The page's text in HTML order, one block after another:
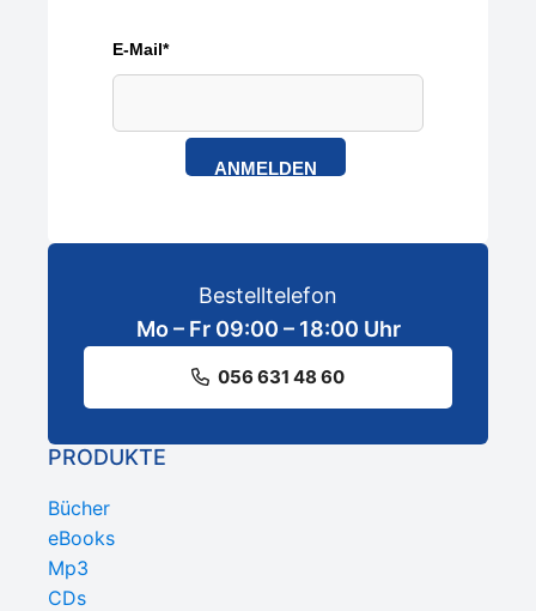
E-Mail*
ANMELDEN
Bestelltelefon
Mo – Fr 09:00 – 18:00 Uhr
056 631 48 60
PRODUKTE
Bücher
eBooks
Mp3
CDs